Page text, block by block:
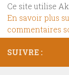
Ce site utilise
En savoir plus
commentaires
SUIVRE :